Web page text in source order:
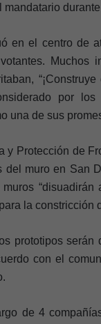
en el centro de
Muchos
por los
una de sus
y Protección de
del muro en San
la constricción
prototipos
con el
de 4